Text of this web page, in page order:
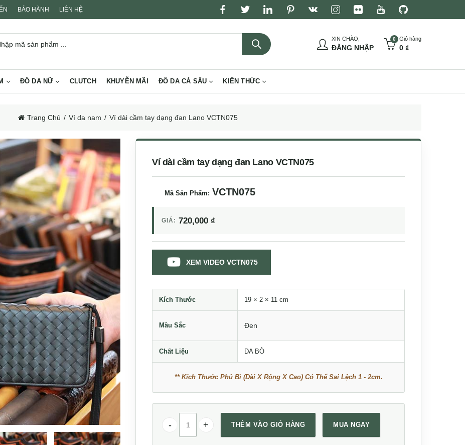
BẢO HÀNH LIÊN HỆ
XIN CHÀO,
ĐĂNG NHẬP
0 Giỏ hàng
0 ₫
ĐỒ DA NỮ CLUTCH KHUYỄN MÃI ĐỒ DA CÁ SẤU KIẾN THỨC
Trang Chủ Ví da nam Ví dài cầm tay dạng đan Lano VCTN075
Ví dài cầm tay dạng đan Lano VCTN075
Mã Sản Phẩm: VCTN075
GIÁ: 720,000 ₫
XEM VIDEO VCTN075
Kích Thước 19 × 2 × 11 cm
Mầu Sắc Đen
Chất Liệu DA BÒ
** Kích Thước Phủ Bì (Dài X Rộng X Cao) Có Thể Sai Lệch 1 - 2cm.
Ví dài cầm tay dạng đan Lano VCTN075 số lượng
THÊM VÀO GIỎ HÀNG MUA NGAY